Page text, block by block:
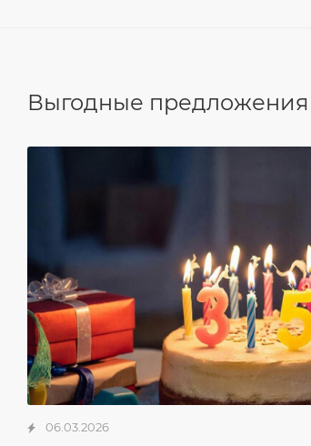
Выгодные предложения
06.03.2026